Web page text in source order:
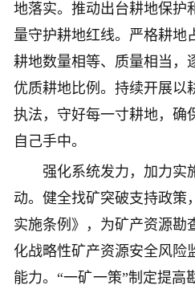
地落实。推动出台耕地保护
量守护耕地红线。严格耕地
耕地数量相等、质量相当，
优质耕地比例。持续开展以
执法，守好每一寸耕地，确
自己手中。
强化系统发力，加力实
动。健全找矿突破支持政策
实施条例》，为矿产资源勘
化战略性矿产资源安全风险
能力。“一矿一策”制定提高